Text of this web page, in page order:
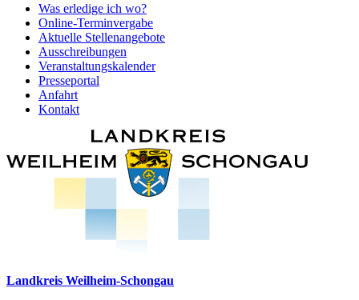
Was erledige ich wo?
Online-Terminvergabe
Aktuelle Stellenangebote
Ausschreibungen
Veranstaltungskalender
Presseportal
Anfahrt
Kontakt
Landkreis Weilheim-Schongau